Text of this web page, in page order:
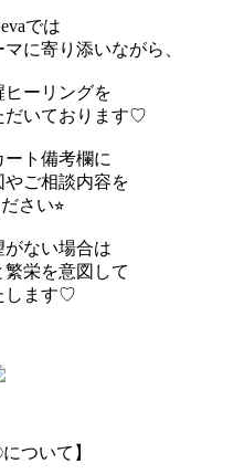
では
に寄り添いながら、
ヒーリングを
だいております♡
ート備考欄に
やご相談内容を
さい⭐︎
ない場合は
栄を意図して
します♡
ついて】